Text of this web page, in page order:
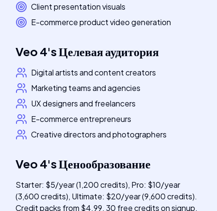
Client presentation visuals
E-commerce product video generation
Veo 4'sЦелевая аудитория
Digital artists and content creators
Marketing teams and agencies
UX designers and freelancers
E-commerce entrepreneurs
Creative directors and photographers
Veo 4'sЦенообразование
Starter: $5/year (1,200 credits), Pro: $10/year
(3,600 credits), Ultimate: $20/year (9,600 credits).
Credit packs from $4.99. 30 free credits on signup.